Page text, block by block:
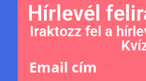
Hírlevél
Iraktozz fel a
Email cím